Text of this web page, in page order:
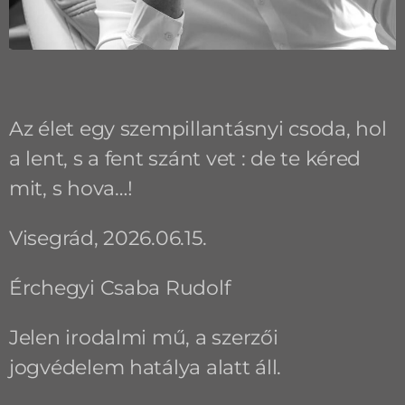
Az élet egy szempillantásnyi csoda, hol
a lent, s a fent szánt vet : de te kéred
mit, s hova…!
Visegrád, 2026.06.15.
Érchegyi Csaba Rudolf
Jelen irodalmi mű, a szerzői
jogvédelem hatálya alatt áll.